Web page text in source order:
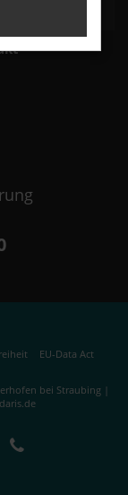
EU-Data Act
bei Straubing |